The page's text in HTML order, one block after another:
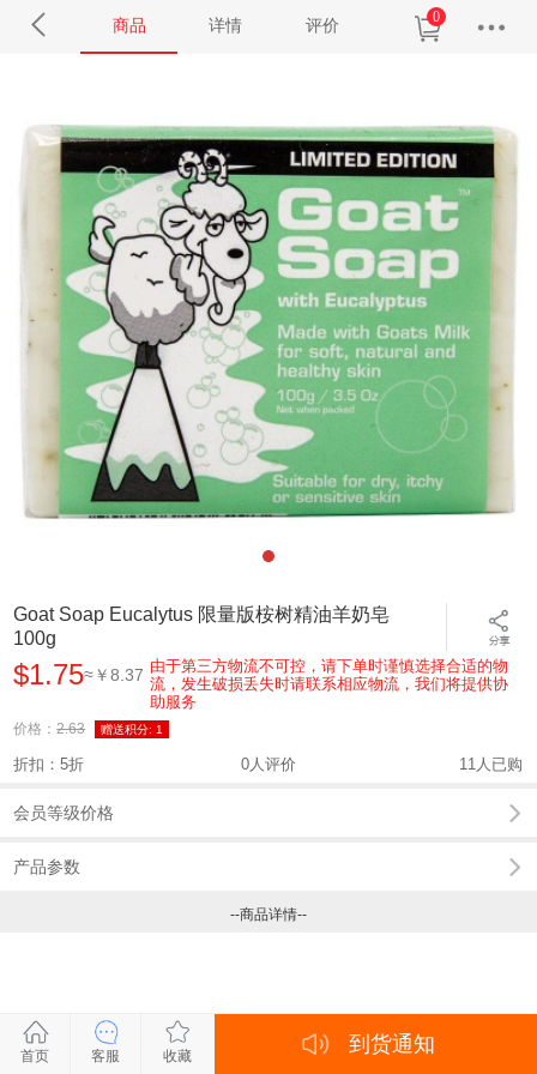
商品 详情 评价 0
Goat Soap Eucalytus 限量版桉树精油羊奶皂
100g
$1.75≈￥8.37 由于第三方物流不可控，请下单时谨慎选择合适的物
流，发生破损丢失时请联系相应物流，我们将提供协
助服务
价格：2.63 赠送积分: 1
折扣：5折 0人评价 11人已购
会员等级价格
产品参数
--商品详情--
首页 客服 收藏 到货通知